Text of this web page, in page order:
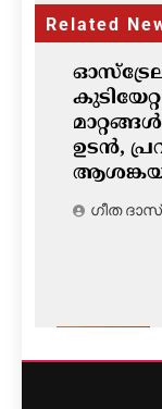
Related
ഉടൻ,
ഗീത ദാസ്‌